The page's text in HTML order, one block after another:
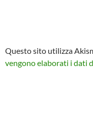
Questo sito utilizza
vengono elaborati i dati